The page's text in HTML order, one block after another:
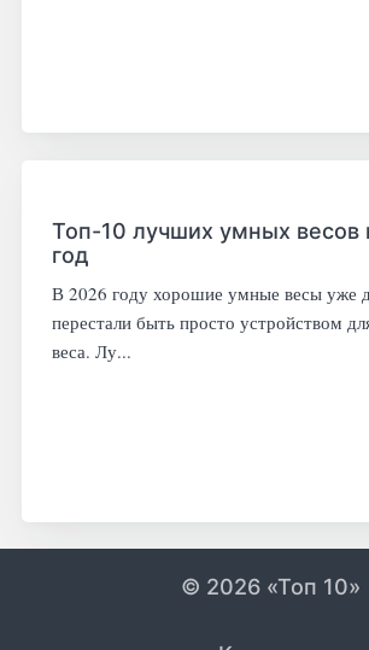
Топ-10 лучших умных весов
год
В 2026 году хорошие умные весы уже
перестали быть просто устройством
веса. Лу...
© 2026 «Топ 10»